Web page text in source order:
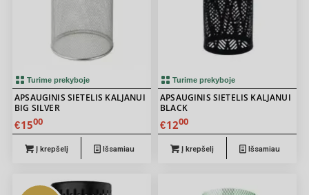
Turime prekyboje
APSAUGINIS SIETELIS KALJANUI
BIG SILVER
€1500
Į krepšelį Išsamiau
Turime prekyboje
APSAUGINIS SIETELIS KALJANUI
BLACK
€1200
Į krepšelį Išsamiau